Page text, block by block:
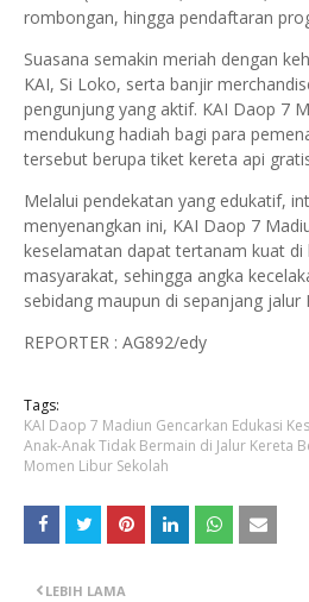
rombongan, hingga pendaftaran
Suasana semakin meriah dengan
KAI, Si Loko, serta banjir
pengunjung yang aktif. KAI Daop 7
mendukung hadiah bagi para
tersebut berupa tiket kereta api
Melalui pendekatan yang edukatif,
menyenangkan ini, KAI Daop 7
keselamatan dapat tertanam kuat di
masyarakat, sehingga angka
sebidang maupun di sepanjang
REPORTER : AG892/edy
Tags:
KAI Daop 7 Madiun Gencarkan Edukasi
Anak-Anak Tidak Bermain di Jalur Kereta
Momen Libur Sekolah
LEBIH LAMA